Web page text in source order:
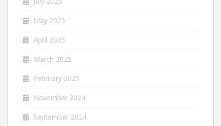
May 2025
April 2025
March 2025
February 2025
November 2024
September 2024